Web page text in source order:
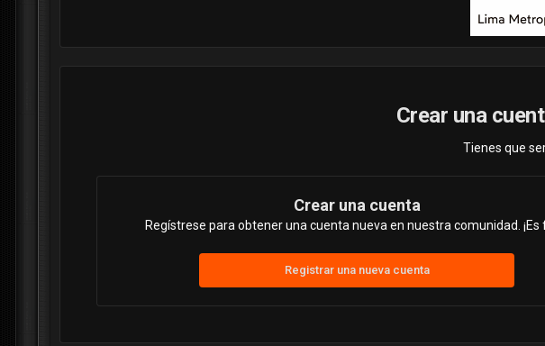
Crear una
Tienes que
Crear una cuenta
Regístrese para obtener una cuenta nueva en nuestra comunidad. ¡Es
Registrar una nueva cuenta